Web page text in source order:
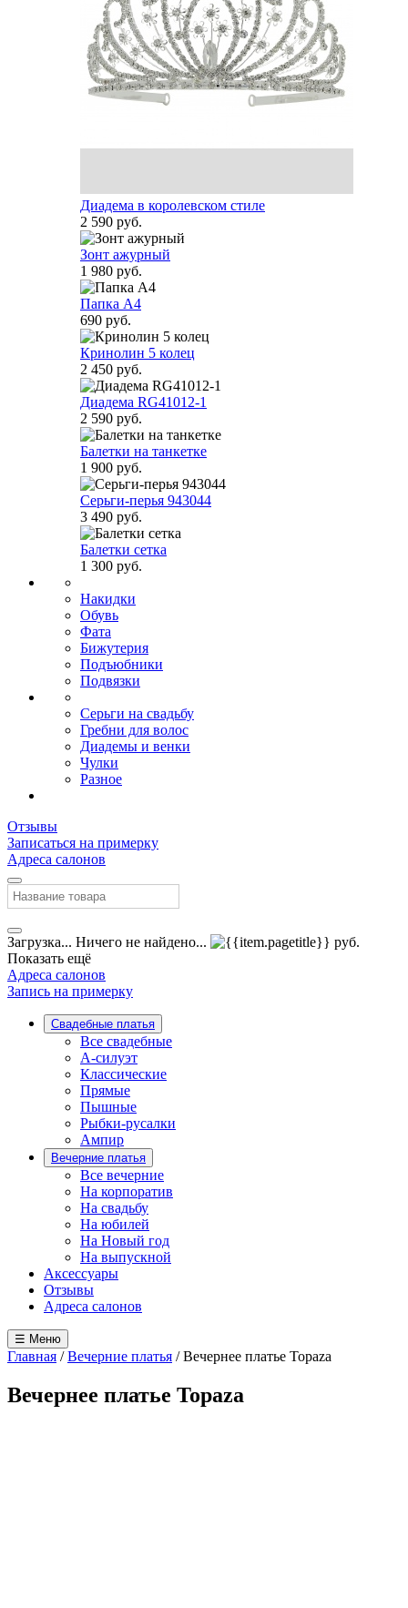
Диадема в королевском стиле
2 590 руб.
Зонт ажурный
1 980 руб.
Папка А4
690 руб.
Кринолин 5 колец
2 450 руб.
Диадема RG41012-1
2 590 руб.
Балетки на танкетке
1 900 руб.
Серьги-перья 943044
3 490 руб.
Балетки сетка
1 300 руб.
Накидки
Обувь
Фата
Бижутерия
Подъюбники
Подвязки
Серьги на свадьбу
Гребни для волос
Диадемы и венки
Чулки
Разное
Отзывы
Записаться на примерку
Адреса салонов
Загрузка... Ничего не найдено...
руб.
Показать ещё
Адреса салонов
Запись на примерку
Свадебные платья
Все свадебные
А-силуэт
Классические
Прямые
Пышные
Рыбки-русалки
Ампир
Вечерние платья
Все вечерние
На корпоратив
На свадьбу
На юбилей
На Новый год
На выпускной
Аксессуары
Отзывы
Адреса салонов
☰ Меню
Главная /Вечерние платья /Вечернее платье Topaza
Вечернее платье Topaza